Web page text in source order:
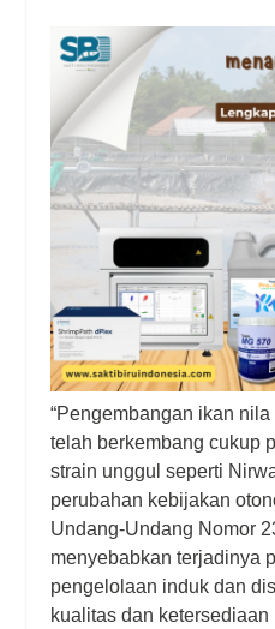
“Pengembangan ikan
telah berkembang cukup
strain unggul seperti
perubahan kebijakan
Undang-Undang Nomor
menyebabkan terjadinya
pengelolaan induk dan
kualitas dan